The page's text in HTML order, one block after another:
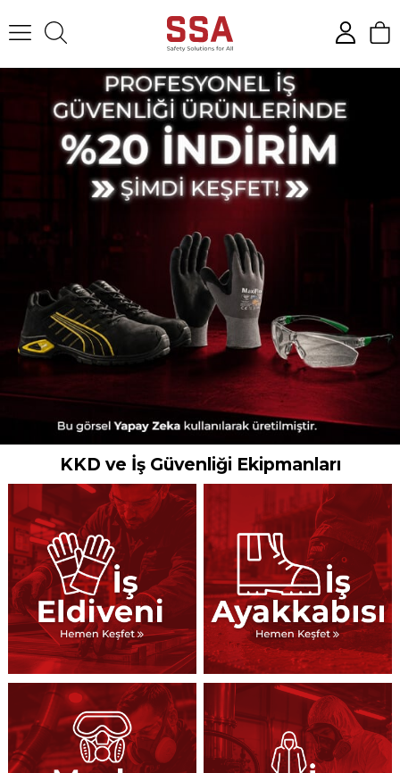
KKD ve İş Güvenliği Ekipmanları